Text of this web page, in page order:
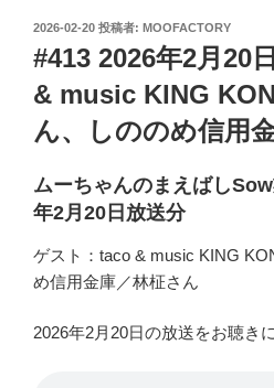
投
稿
日:
2026-02-20 投稿者: MOOFACTORY
#413 2026年2月20
& music KING
ん、しののめ信用
ムーちゃんのまえばし
年2月20日放送分
ゲスト：taco & music KING
め信用金庫／林柾さん
2026年2月20日の放送をお聴き